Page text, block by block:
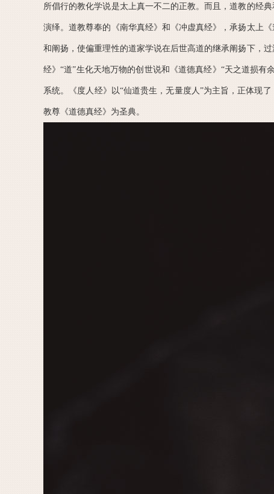
所倡行的教化学说是太上真一不二的正教。而且，道教的经
演绎。道教尊奉的《南华真经》和《冲虚真经》，承扬太上
和阐扬，使偏重理性的道家学说在后世高道的继承阐扬下，
经》“道”生化天地万物的创世说和《道德真经》“天之道损
系统。《度人经》以“仙道贵生，无量度人”为主旨，正体现
教尊《道德真经》为圣典。